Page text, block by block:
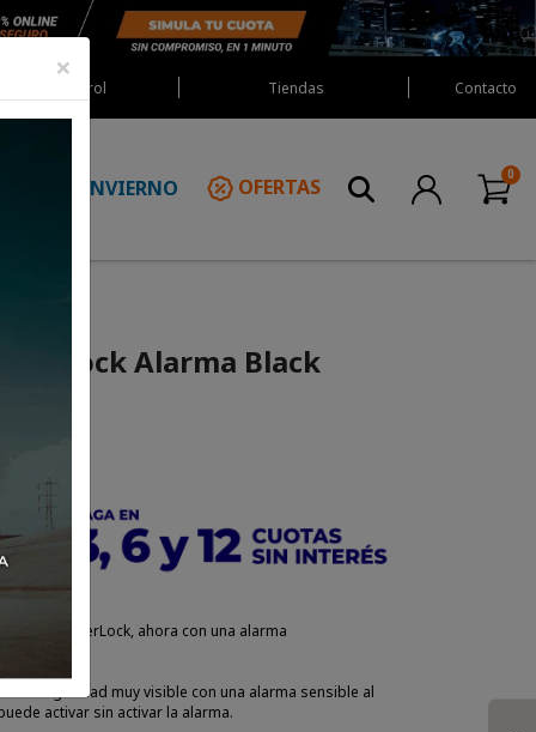
Red Castrol Tiendas Contacto
INVIERNO OFERTAS
Alarma Black
LeverLock, ahora con una alarma
de seguridad muy visible con una alarma sensible al
activar sin activar la alarma.
×